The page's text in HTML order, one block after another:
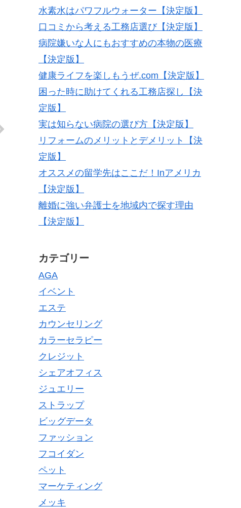
水素水はパワフルウォーター【決定版】
口コミから考える工務店選び【決定版】
病院嫌いな人にもおすすめの本物の医療
【決定版】
健康ライフを楽しもうぜ.com【決定版】
困った時に助けてくれる工務店探し【決
定版】
実は知らない病院の選び方【決定版】
リフォームのメリットとデメリット【決
定版】
オススメの留学先はここだ！Inアメリカ
【決定版】
離婚に強い弁護士を地域内で探す理由
【決定版】
カテゴリー
AGA
イベント
エステ
カウンセリング
カラーセラピー
クレジット
シェアオフィス
ジュエリー
ストラップ
ビッグデータ
ファッション
フコイダン
ペット
マーケティング
メッキ